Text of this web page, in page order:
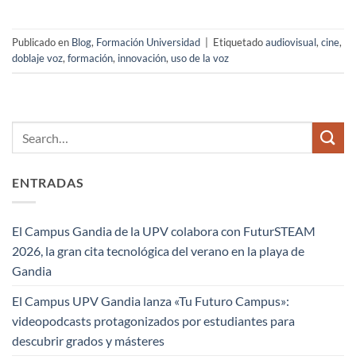
Publicado en Blog, Formación Universidad Etiquetadoaudiovisual,cine,
doblaje voz,formación, innovación,uso de la voz
ENTRADAS
El Campus Gandia de la UPV colabora con FuturSTEAM
2026, la gran cita tecnológica del verano en la playa de
Gandia
El Campus UPV Gandia lanza «Tu Futuro Campus»:
videopodcasts protagonizados por estudiantes para
descubrir grados y másteres